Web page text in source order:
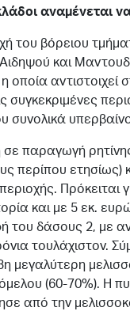
αναμένεται
του βόρειου
και
οποία αντιστοιχεί
συνολικά
παραγωγή
περίπου ετησίως)
Πρόκειται
και με 5 εκ.
δάσους 2, με
τουλάχιστον.
μεγαλύτερη
(60-70%). Η
από την